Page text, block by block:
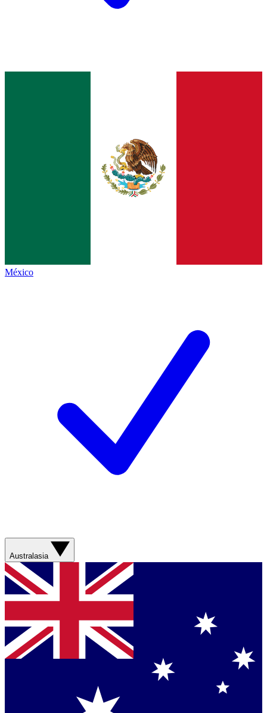
México
Australasia